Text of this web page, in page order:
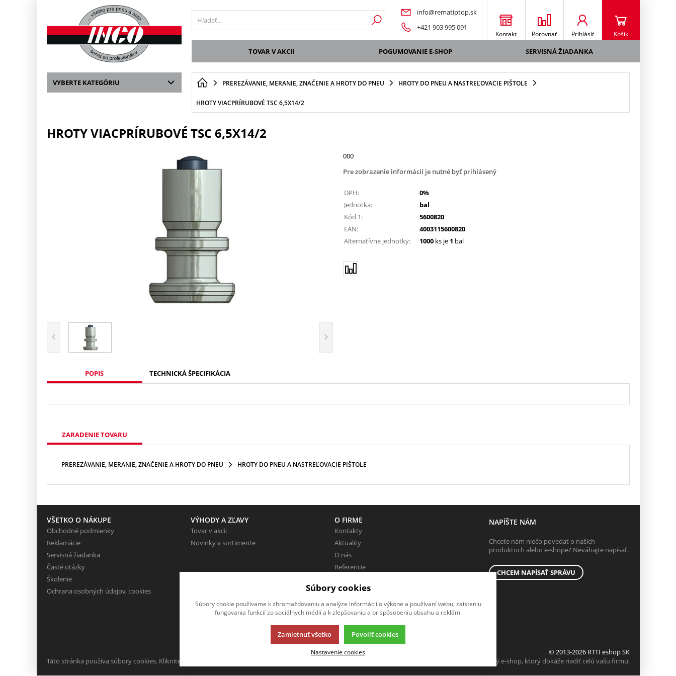
info@rematiptop.sk
+421 903 995 091
Kontakt Porovnať Prihlásiť Košík
TOVAR V AKCII POGUMOVANIE E-SHOP SERVISNÁ ŽIADANKA
VYBERTE KATEGÓRIU PREREZÁVANIE, MERANIE, ZNAČENIE A HROTY DO PNEU HROTY DO PNEU A NASTREĽOVACIE PIŠTOLE
HROTY VIACPRÍRUBOVÉ TSC 6,5X14/2
HROTY VIACPRÍRUBOVÉ TSC 6,5X14/2
000
Pre zobrazenie informácií je nutné byť prihlásený
DPH:
0%
Jednotka:
bal
Kód 1:
5600820
EAN:
4003115600820
Alternatívne jednotky:
1000 ks je 1 bal
POPIS TECHNICKÁ ŠPECIFIKÁCIA
ZARADENIE TOVARU
PREREZÁVANIE, MERANIE, ZNAČENIE A HROTY DO PNEU HROTY DO PNEU A NASTREĽOVACIE PIŠTOLE
VŠETKO O NÁKUPE
Obchodné podmienky
Reklamácie
Servisná žiadanka
Časté otázky
Školenie
Ochrana osobných údajov, cookies
VÝHODY A ZĽAVY
Tovar v akcii
Novinky v sortimente
O FIRME
Kontakty
Aktuality
O nás
Referencie
Zaujímavé odkazy
NAPÍŠTE NÁM
Chcete nám niečo povedať o našich
produktoch alebo e-shope? Neváhajte napísať.
CHCEM NAPÍSAŤ SPRÁVU
Táto stránka používa súbory cookies. Kliknite pre viac informácií.
© 2013-2026 RTTI eshop SK
K2 e-shop - Prvý e-shop, ktorý dokáže riadiť celú vašu firmu.
Súbory cookies
Súbory cookie používame k zhromažďovaniu a analýze informácií o výkone a používaní webu, zaisteniu
fungovania funkcií zo sociálnych médií a k zlepšovaniu a prispôsobeniu obsahu a reklám.
Zamietnuť všetko Povoliť cookies
Nastavenie cookies